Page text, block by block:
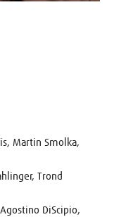
Martin Smolka,
Trond
DiScipio,